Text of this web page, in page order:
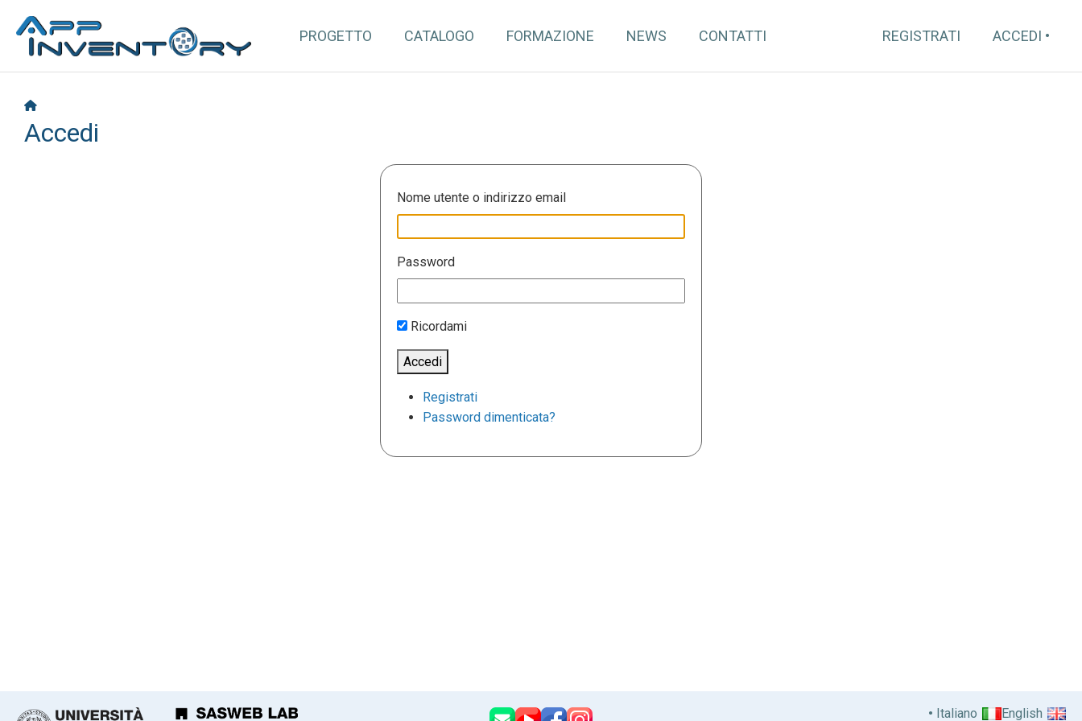
PROGETTO CATALOGO FORMAZIONE NEWS CONTATTI REGISTRATI ACCEDI
Accedi
Nome utente o indirizzo email
Password
Ricordami
Accedi
Registrati
Password dimenticata?
Italiano English